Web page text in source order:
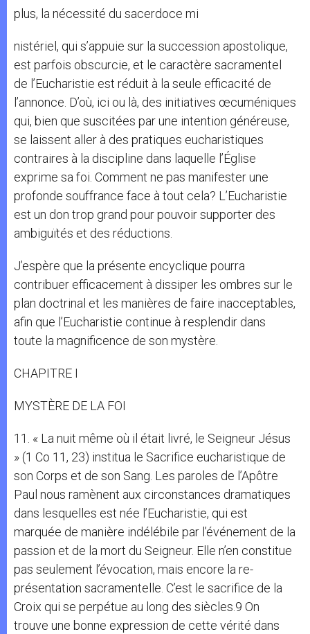
plus, la nécessité du sacerdoce mi
nistériel, qui s’appuie sur la succession apostolique,
est parfois obscurcie, et le caractère sacramentel
de l’Eucharistie est réduit à la seule efficacité de
l’annonce. D’où, ici ou là, des initiatives œcuméniques
qui, bien que suscitées par une intention généreuse,
se laissent aller à des pratiques eucharistiques
contraires à la discipline dans laquelle l’Église
exprime sa foi. Comment ne pas manifester une
profonde souffrance face à tout cela? L’Eucharistie
est un don trop grand pour pouvoir supporter des
ambiguïtés et des réductions.
J’espère que la présente encyclique pourra
contribuer efficacement à dissiper les ombres sur le
plan doctrinal et les manières de faire inacceptables,
afin que l’Eucharistie continue à resplendir dans
toute la magnificence de son mystère.
CHAPITRE I
MYSTÈRE DE LA FOI
11. « La nuit même où il était livré, le Seigneur Jésus
» (1 Co 11, 23) institua le Sacrifice eucharistique de
son Corps et de son Sang. Les paroles de l’Apôtre
Paul nous ramènent aux circonstances dramatiques
dans lesquelles est née l’Eucharistie, qui est
marquée de manière indélébile par l’événement de la
passion et de la mort du Seigneur. Elle n’en constitue
pas seulement l’évocation, mais encore la re-
présentation sacramentelle. C’est le sacrifice de la
Croix qui se perpétue au long des siècles.9 On
trouve une bonne expression de cette vérité dans